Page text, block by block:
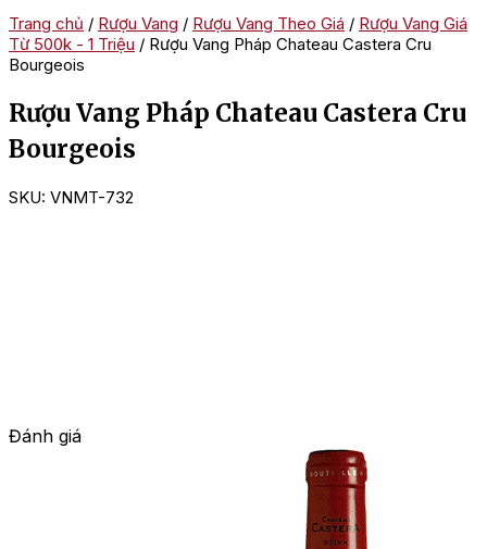
Trang chủ / Rượu Vang / Rượu Vang Theo Giá / Rượu Vang Giá
Từ 500k - 1 Triệu / Rượu Vang Pháp Chateau Castera Cru
Bourgeois
Rượu Vang Pháp Chateau Castera Cru
Bourgeois
SKU: VNMT-732
Đánh giá